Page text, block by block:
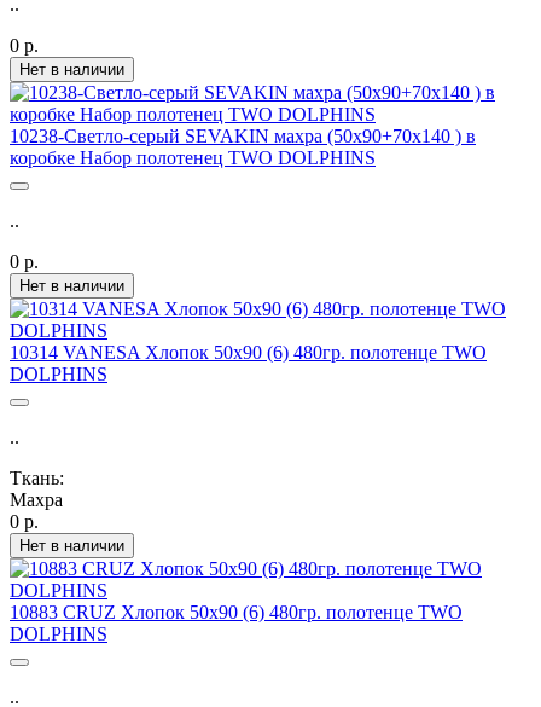
..
0 р.
Нет в наличии
10238-Светло-серый SEVAKIN махра (50х90+70х140 ) в
коробке Набор полотенец TWO DOLPHINS
..
0 р.
Нет в наличии
10314 VANESA Хлопок 50х90 (6) 480гр. полотенце TWO
DOLPHINS
..
Ткань:
Махра
0 р.
Нет в наличии
10883 CRUZ Хлопок 50х90 (6) 480гр. полотенце TWO
DOLPHINS
..